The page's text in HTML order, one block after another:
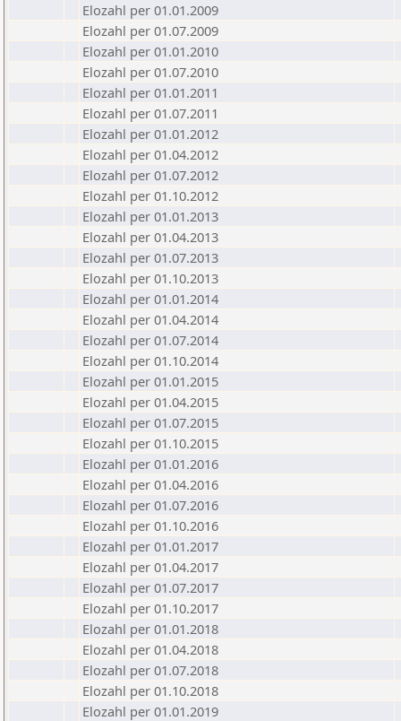
Elozahl per 01.01.2009
Elozahl per 01.07.2009
Elozahl per 01.01.2010
Elozahl per 01.07.2010
Elozahl per 01.01.2011
Elozahl per 01.07.2011
Elozahl per 01.01.2012
Elozahl per 01.04.2012
Elozahl per 01.07.2012
Elozahl per 01.10.2012
Elozahl per 01.01.2013
Elozahl per 01.04.2013
Elozahl per 01.07.2013
Elozahl per 01.10.2013
Elozahl per 01.01.2014
Elozahl per 01.04.2014
Elozahl per 01.07.2014
Elozahl per 01.10.2014
Elozahl per 01.01.2015
Elozahl per 01.04.2015
Elozahl per 01.07.2015
Elozahl per 01.10.2015
Elozahl per 01.01.2016
Elozahl per 01.04.2016
Elozahl per 01.07.2016
Elozahl per 01.10.2016
Elozahl per 01.01.2017
Elozahl per 01.04.2017
Elozahl per 01.07.2017
Elozahl per 01.10.2017
Elozahl per 01.01.2018
Elozahl per 01.04.2018
Elozahl per 01.07.2018
Elozahl per 01.10.2018
Elozahl per 01.01.2019